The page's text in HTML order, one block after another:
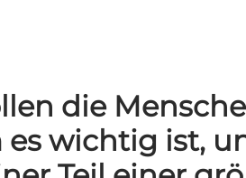
die
wichtig ist,